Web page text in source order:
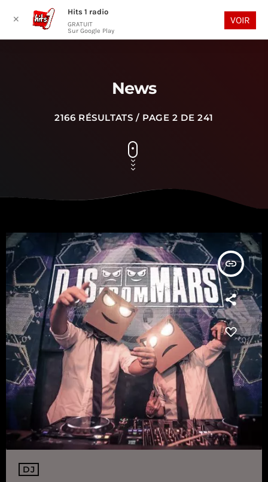
play_arrow
News
2166 RÉSULTATS / PAGE 2 DE 241
insert_link
DJ
✕
Hits 1 radio
GRATUIT
Sur Google Play
VOIR